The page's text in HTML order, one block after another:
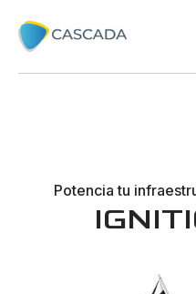
Potencia tu